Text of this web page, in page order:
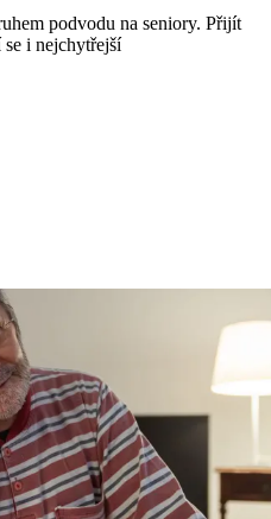
podvodu na seniory. Přijít
i nejchytřejší